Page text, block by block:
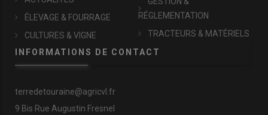
ÉLEVAGE & FOURRAGE
CULTURES & VIGNE
RÉGLEMENTATION
TRACTEURS & MATÉRIELS
INFORMATIONS DE CONTACT
terredetouraine@agricvl.fr
9 Bis Rue Augustin Fresnel